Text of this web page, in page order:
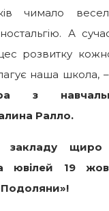
чимало
А
розвитку
наша школа,
з
Ралло.
закладу
ювілей 19